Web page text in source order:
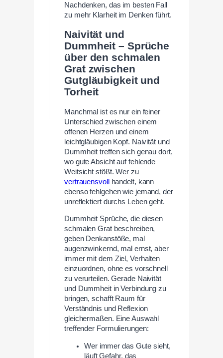
Nachdenken, das im besten Fall
zu mehr Klarheit im Denken führt.
Naivität und
Dummheit – Sprüche
über den schmalen
Grat zwischen
Gutgläubigkeit und
Torheit
Manchmal ist es nur ein feiner
Unterschied zwischen einem
offenen Herzen und einem
leichtgläubigen Kopf. Naivität und
Dummheit treffen sich genau dort,
wo gute Absicht auf fehlende
Weitsicht stößt. Wer zu
vertrauensvollhandelt, kann
ebenso fehlgehen wie jemand, der
unreflektiert durchs Leben geht.
Dummheit Sprüche, die diesen
schmalen Grat beschreiben,
geben Denkanstöße, mal
augenzwinkernd, mal ernst, aber
immer mit dem Ziel, Verhalten
einzuordnen, ohne es vorschnell
zu verurteilen. Gerade Naivität
und Dummheit in Verbindung zu
bringen, schafft Raum für
Verständnis und Reflexion
gleichermaßen. Eine Auswahl
treffender Formulierungen:
Wer immer das Gute sieht,
läuft Gefahr, das